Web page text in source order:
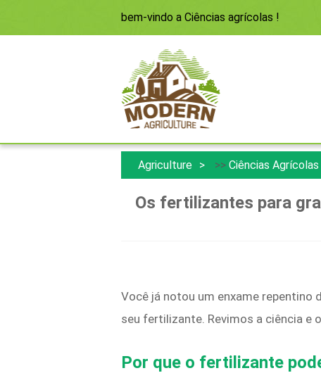
bem-vindo a Ciências agrícolas !
Agriculture >> Ciências Agrícolas
Os fertilizantes para
Você já notou um enxame
seu fertilizante. Revimos a ciência e
Por que o fertilizante